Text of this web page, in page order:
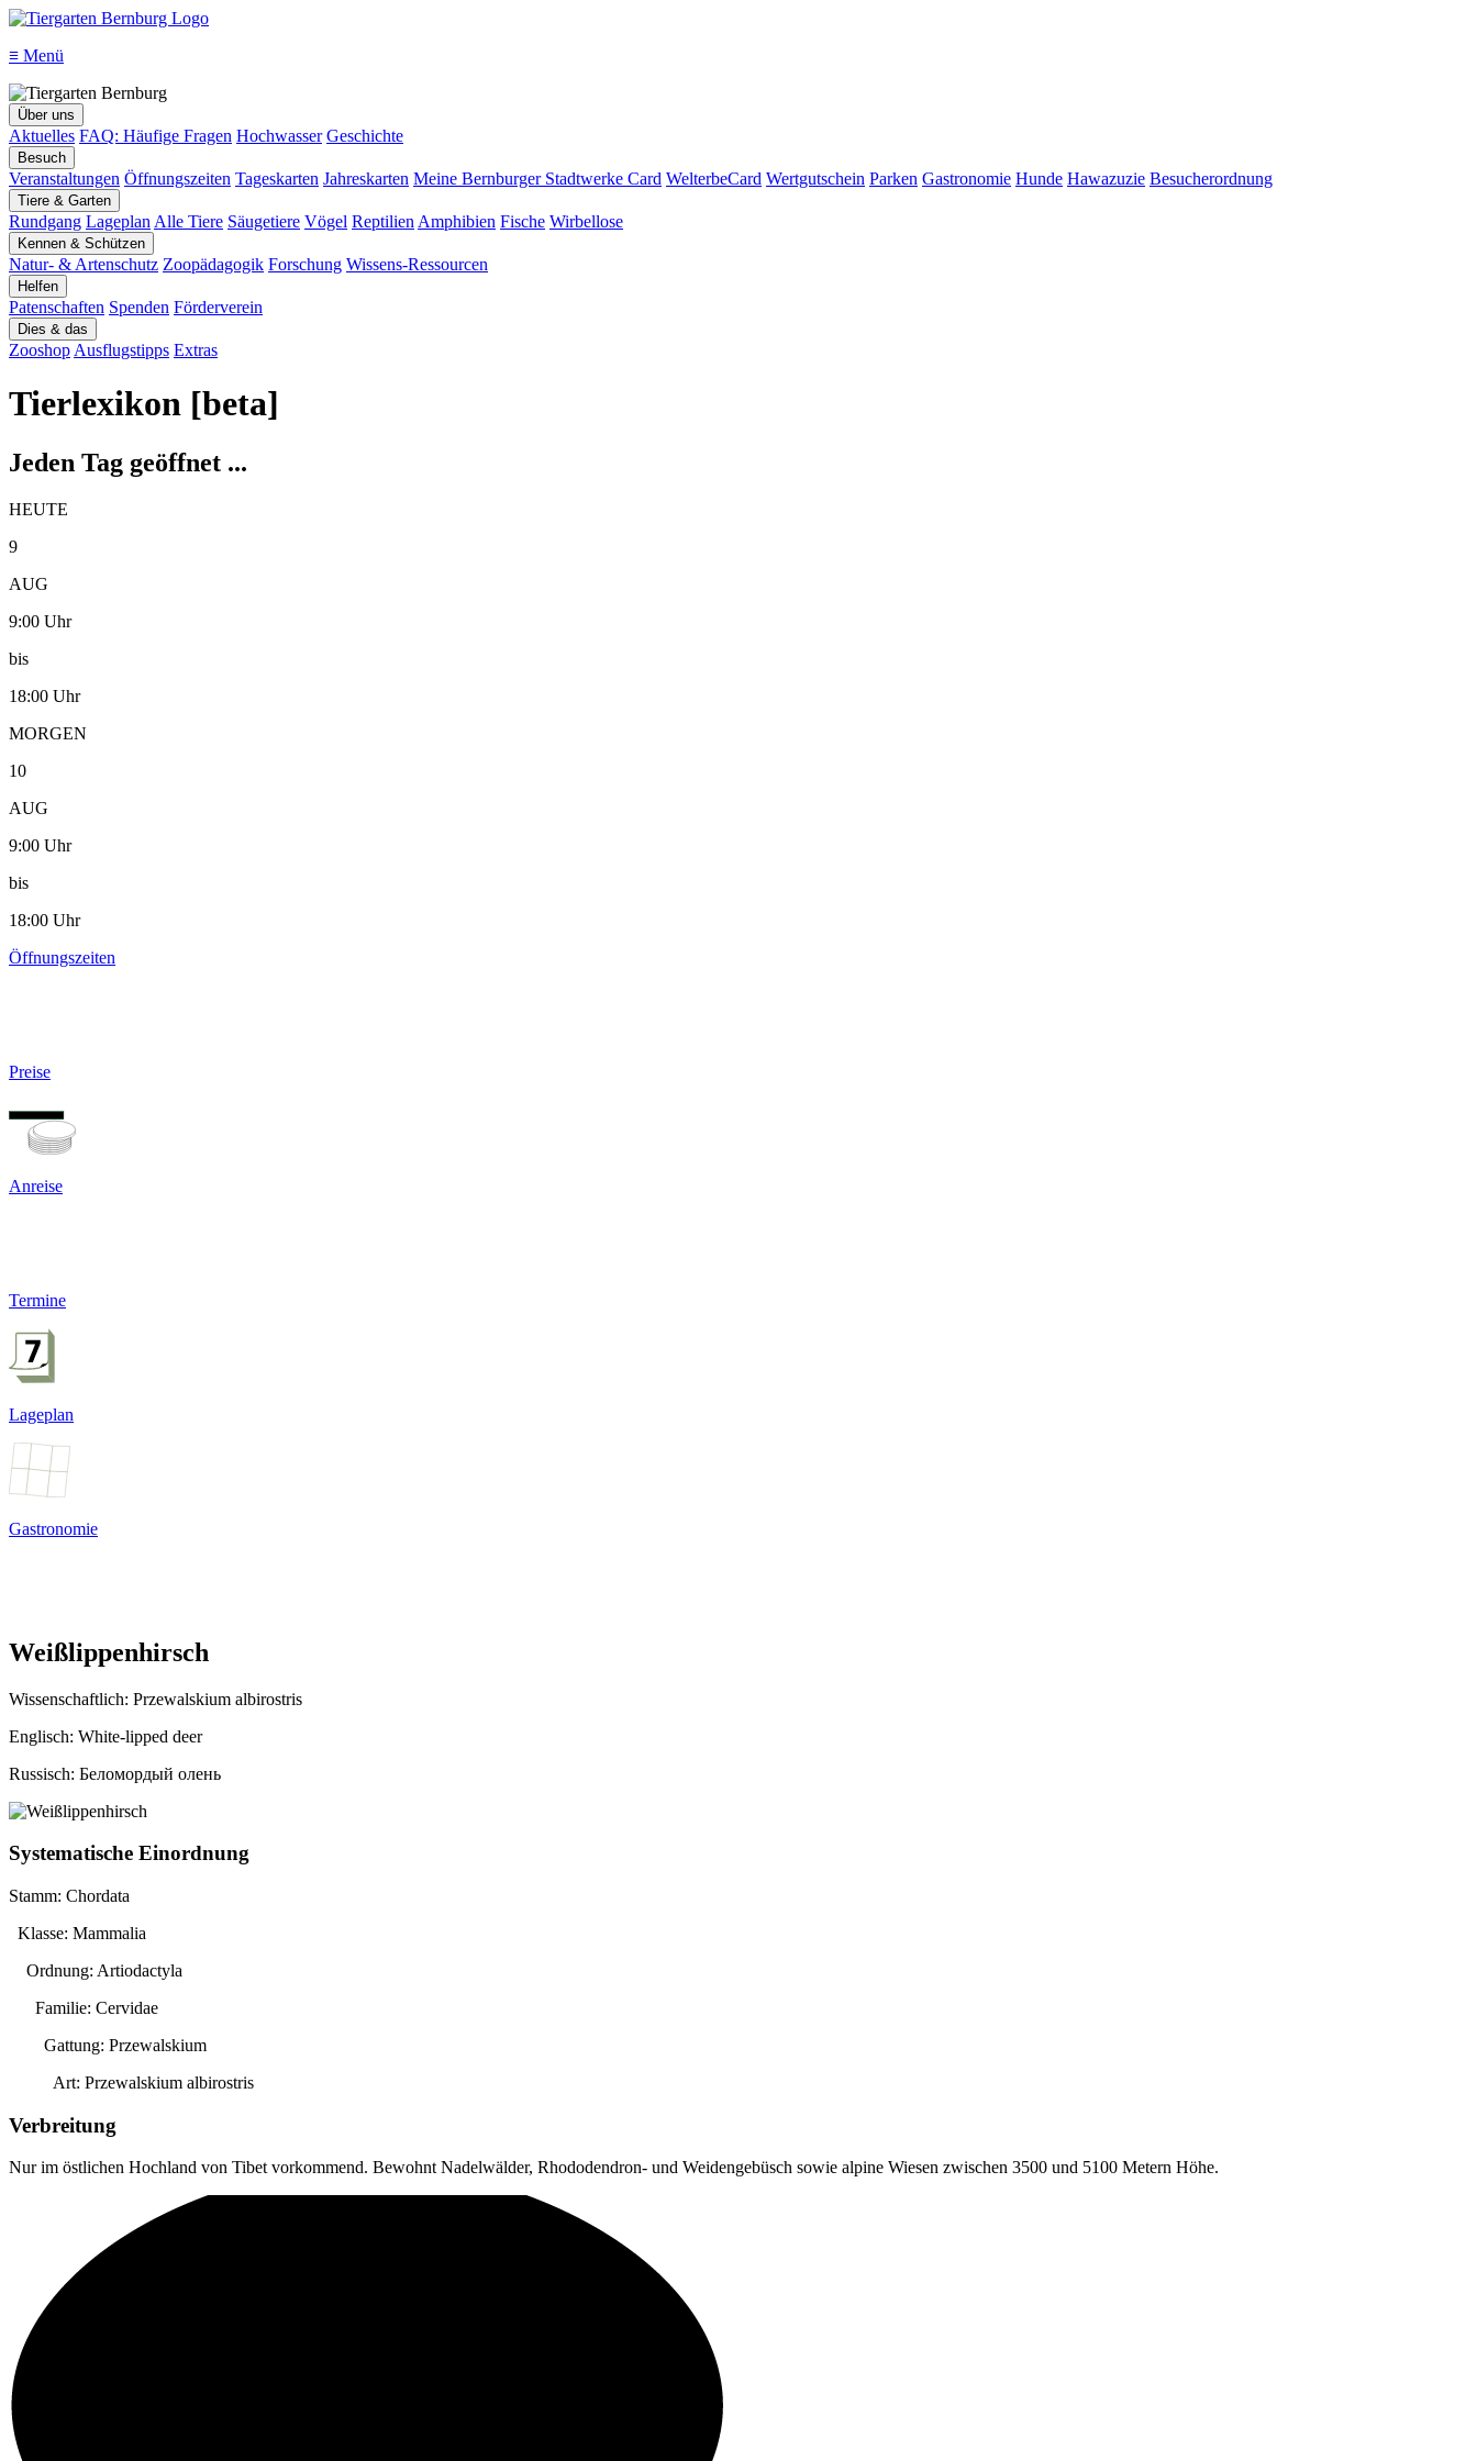
≡ Menü
Über uns
Aktuelles FAQ: Häufige Fragen Hochwasser Geschichte
Besuch
Veranstaltungen Öffnungszeiten Tageskarten Jahreskarten Meine Bernburger Stadtwerke Card WelterbeCard Wertgutschein Parken Gastronomie Hunde Hawazuzie Besucherordnung
Tiere & Garten
Rundgang Lageplan Alle Tiere Säugetiere Vögel Reptilien Amphibien Fische Wirbellose
Kennen & Schützen
Natur- & Artenschutz Zoopädagogik Forschung Wissens-Ressourcen
Helfen
Patenschaften Spenden Förderverein
Dies & das
Zooshop Ausflugstipps Extras
Tierlexikon [beta]
Jeden Tag geöffnet ...
HEUTE
9
AUG
9:00 Uhr
bis
18:00 Uhr
MORGEN
10
AUG
9:00 Uhr
bis
18:00 Uhr
Öffnungszeiten
Preise
Anreise
Termine
Lageplan
Gastronomie
Weißlippenhirsch
Wissenschaftlich: Przewalskium albirostris
Englisch: White-lipped deer
Russisch: Беломордый олень
Systematische Einordnung
Stamm: Chordata
Klasse: Mammalia
Ordnung: Artiodactyla
Familie: Cervidae
Gattung: Przewalskium
Art: Przewalskium albirostris
Verbreitung
Nur im östlichen Hochland von Tibet vorkommend. Bewohnt Nadelwälder, Rhododendron- und Weidengebüsch sowie alpine Wiesen zwischen 3500 und 5100 Metern Höhe.